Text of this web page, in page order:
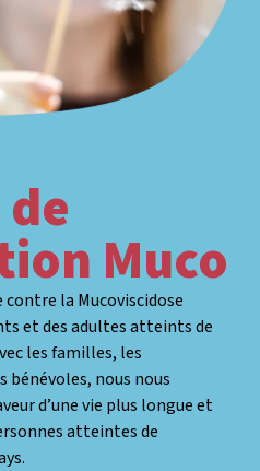
Muco
contre la Mucoviscidose
et des adultes atteints de
les familles, les
bénévoles, nous nous
d’une vie plus longue et
atteintes de